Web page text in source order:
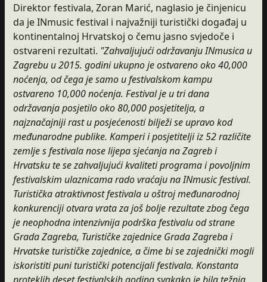
Direktor festivala, Zoran Marić, naglasio je činjenicu
da je INmusic festival i najvažniji turistički događaj u
kontinentalnoj Hrvatskoj o čemu jasno svjedoče i
ostvareni rezultati. "Zahvaljujući održavanju INmusica u
Zagrebu u 2015. godini ukupno je ostvareno oko 40,000
noćenja, od čega je samo u festivalskom kampu
ostvareno 10,000 noćenja. Festival je u tri dana
održavanja posjetilo oko 80,000 posjetitelja, a
najznačajniji rast u posjećenosti bilježi se upravo kod
međunarodne publike. Kamperi i posjetitelji iz 52 različite
zemlje s festivala nose lijepa sjećanja na Zagreb i
Hrvatsku te se zahvaljujući kvaliteti programa i povoljnim
festivalskim ulaznicama rado vraćaju na INmusic festival.
Turistička atraktivnost festivala u oštroj međunarodnoj
konkurenciji otvara vrata za još bolje rezultate zbog čega
je neophodna intenzivnija podrška festivalu od strane
Grada Zagreba, Turističke zajednice Grada Zagreba i
Hrvatske turističke zajednice, a čime bi se zajednički mogli
iskoristiti puni turistički potencijali festivala. Konstanta